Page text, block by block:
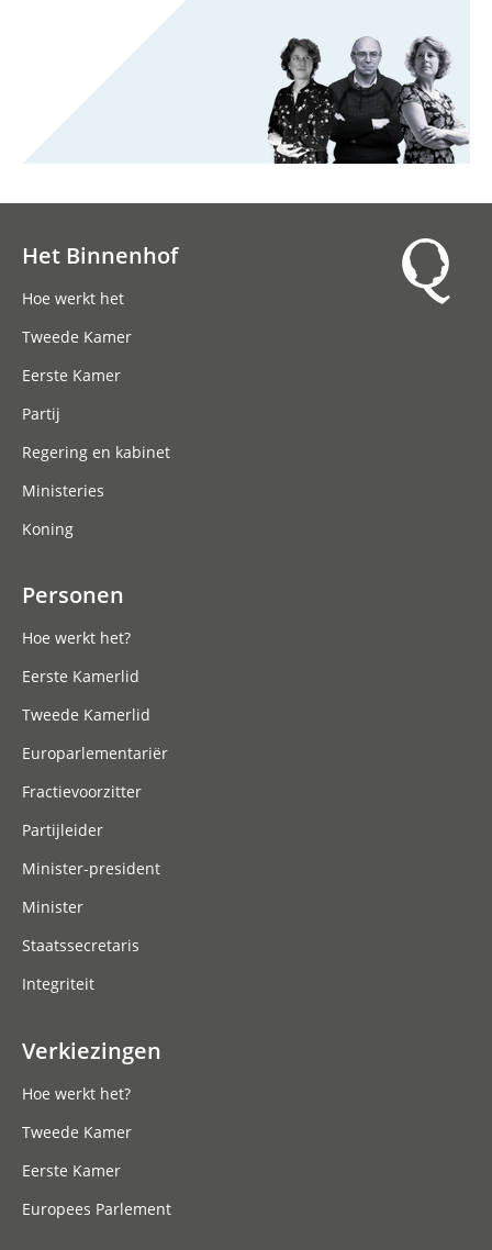
Het Binnenhof
Hoe werkt het
Tweede Kamer
Eerste Kamer
Partij
Regering en kabinet
Ministeries
Koning
Personen
Hoe werkt het?
Eerste Kamerlid
Tweede Kamerlid
Europarlementariër
Fractievoorzitter
Partijleider
Minister-president
Minister
Staatssecretaris
Integriteit
Verkiezingen
Hoe werkt het?
Tweede Kamer
Eerste Kamer
Europees Parlement